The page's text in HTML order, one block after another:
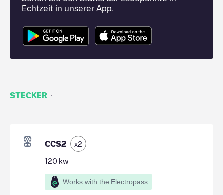
Echtzeit in unserer App.
STECKER ·
CCS2 x2
120 kw
Works with the Electropass